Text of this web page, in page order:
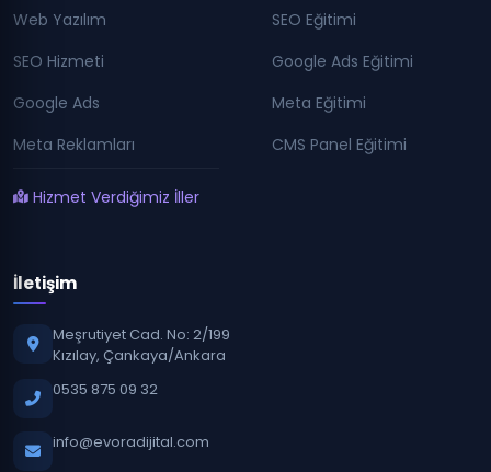
Web Yazılım
SEO Hizmeti
Google Ads
Meta Reklamları
Hizmet Verdiğimiz İller
SEO Eğitimi
Google Ads Eğitimi
Meta Eğitimi
CMS Panel Eğitimi
İletişim
Meşrutiyet Cad. No: 2/199
Kızılay, Çankaya/Ankara
0535 875 09 32
info@evoradijital.com